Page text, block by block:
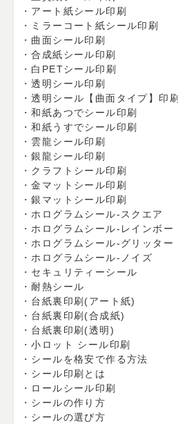
アート紙シール印刷
ミラーコート紙シール印刷
曲面シール印刷
合成紙シール印刷
白PETシール印刷
透明シール印刷
透明シール【曲面タイプ】印刷
和紙あつでシール印刷
和紙うすでシール印刷
雲龍シール印刷
銀龍シール印刷
クラフトシール印刷
金マットシール印刷
銀マットシール印刷
ホログラムシール-スクエア
ホログラムシール-レインボー
ホログラムシール-グリッター
ホログラムシール-ノイズ
セキュリティーシール
耐熱シール
台紙裏印刷(アート紙)
台紙裏印刷(合成紙)
台紙裏印刷(透明)
小ロット シール印刷
シールを格安で作る方法
シール印刷とは
ロールシール印刷
シールの作り方
シールの選び方